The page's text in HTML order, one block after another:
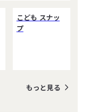
こども スナッ
プ
もっと見る